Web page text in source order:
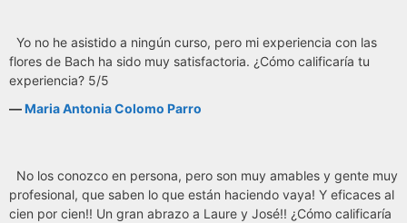
Yo no he asistido a ningún curso, pero mi experiencia con las
flores de Bach ha sido muy satisfactoria. ¿Cómo calificaría tu
experiencia? 5/5
―Maria Antonia Colomo Parro
No los conozco en persona, pero son muy amables y gente muy
profesional, que saben lo que están haciendo vaya! Y eficaces al
cien por cien!! Un gran abrazo a Laure y José!! ¿Cómo calificaría